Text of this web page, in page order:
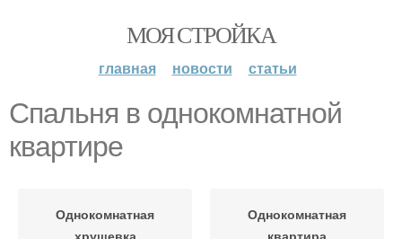
МОЯ СТРОЙКА
главная новости статьи
Спальня в однокомнатной
квартире
Однокомнатная
хрущевка
Однокомнатная
квартира